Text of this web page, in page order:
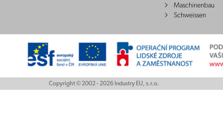
Maschinenbau
Schweissen
Copyright © 2002 - 2026 Industry EU, s.r.o.